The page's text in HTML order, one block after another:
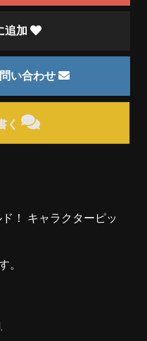
追加
い合わせ
く
！ キャラクターピッ
。